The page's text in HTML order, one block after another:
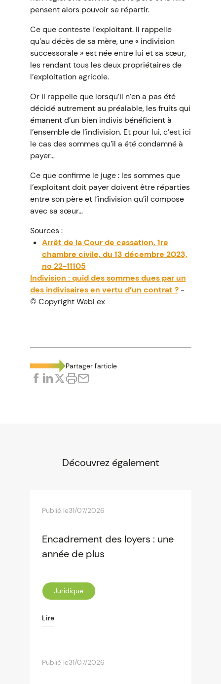
pensent alors pouvoir se répartir.
Ce que conteste l’exploitant. Il rappelle
qu’au décès de sa mère, une « indivision
successorale » est née entre lui et sa sœur,
les rendant tous les deux propriétaires de
l’exploitation agricole.
Or il rappelle que lorsqu’il n’en a pas été
décidé autrement au préalable, les fruits qui
émanent d’un bien indivis bénéficient à
l’ensemble de l’indivision. Et pour lui, c’est ici
le cas des sommes qu’il a été condamné à
payer…
Ce que confirme le juge : les sommes que
l’exploitant doit payer doivent être réparties
entre son père et l’indivision qu’il compose
avec sa sœur…
Sources :
Arrêt de la Cour de cassation, 1re
chambre civile, du 13 décembre 2023,
no 22-11105
Indivision : quid des sommes dues par un
des indivisaires en vertu d’un contrat ?-
© Copyright WebLex
Partager l'article
Découvrez également
Publié le31/07/2026
Encadrement des loyers : une
année de plus
Juridique
Lire
Publié le31/07/2026